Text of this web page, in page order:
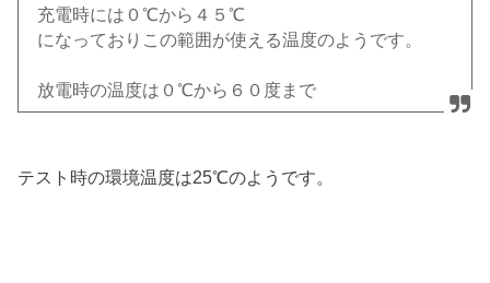
充電時には０℃から４５℃
になっておりこの範囲が使える温度のようです。
放電時の温度は０℃から６０度まで
テスト時の環境温度は25℃のようです。